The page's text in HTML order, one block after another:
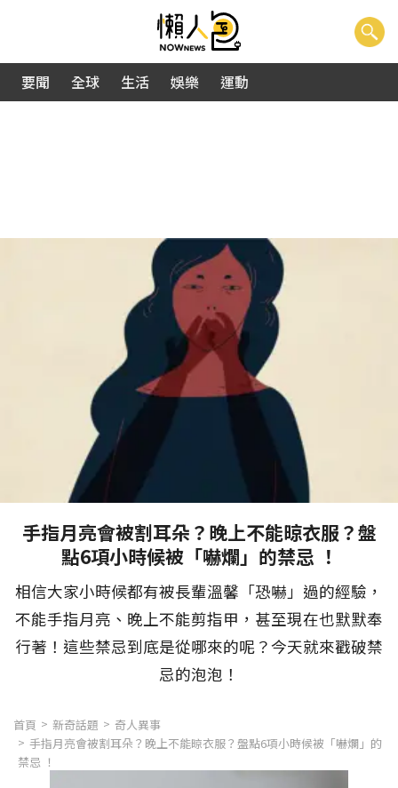
要聞 全球 生活 娛樂 運動
手指月亮會被割耳朵？晚上不能晾衣服？盤
點6項小時候被「嚇爛」的禁忌 ！
相信大家小時候都有被長輩溫馨「恐嚇」過的經驗，
不能手指月亮、晚上不能剪指甲，甚至現在也默默奉
行著！這些禁忌到底是從哪來的呢？今天就來戳破禁
忌的泡泡！
首頁 新奇話題
奇人異事
手指月亮會被割耳朵？晚上不能晾衣服？盤點6項小時候被「嚇爛」的
禁忌 ！